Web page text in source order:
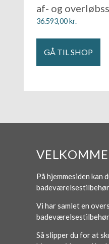
af- og
36.593,00kr.
GÅ TIL SHOP
På hjemmesiden kan
Vi har samlet en
Så slipper du for at